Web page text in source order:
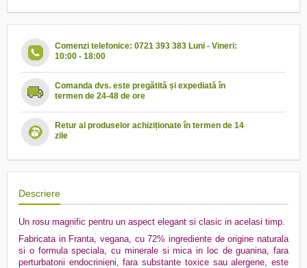
Comenzi telefonice: 0721 393 383 Luni - Vineri:
10:00 - 18:00
Comanda dvs. este pregătită și expediată în
termen de 24-48 de ore
Retur al produselor achiziționate în termen de 14
zile
Descriere
Un rosu magnific pentru un aspect elegant si clasic in acelasi timp.
Fabricata in Franta, vegana, cu 72% ingrediente de origine naturala
si o formula speciala, cu minerale si mica in loc de guanina, fara
perturbatorii endocrinieni, fara substante toxice sau alergene, este